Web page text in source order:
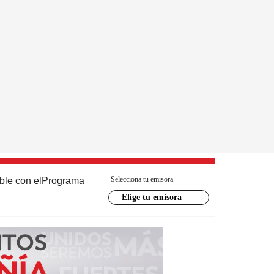
con el Programa Selecciona tu emisora
Elige tu emisora